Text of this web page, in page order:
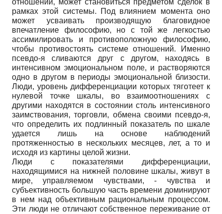
отношений, может становиться предметом сделок в
рамках этой системы. Под влиянием момента оно
может усваивать производящую благовидное
впечатление философию, но с той же легкостью
ассимилировать и противоположную философию,
чтобы противостоять системе отношений. Именно
псевдо-я сливаются друг с другом, находясь в
интенсивном эмоциональном поле, и растворяются
одно в другом в периоды эмоциональной близости.
Люди, уровень дифференциации которых тяготеет к
нулевой точке шкалы, во взаимоотношениях с
другими находятся в состоянии столь интенсивного
заимствования, торговли, обмена своими псевдо-я,
что определить их подлинный показатель по шкале
удается лишь на основе наблюдений
протяженностью в нескольких месяцев, лет, а то и
исходя из картины целой жизни.
Люди с показателями дифференциации,
находящимися на нижней половине шкалы, живут в
мире, управляемом чувствами, - чувства и
субъективность большую часть времени доминируют
в нем над объективным рациональным процессом.
Эти люди не отличают собственное переживание от